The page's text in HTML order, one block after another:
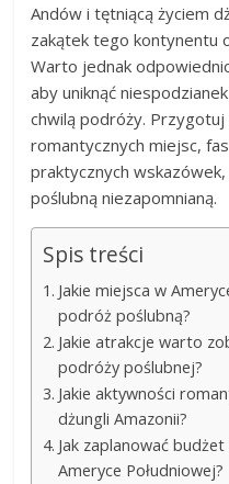
Andów i tętniącą życiem
zakątek tego kontynentu
Warto jednak
aby uniknąć
chwilą podróży. Przygotuj
romantycznych miejsc,
praktycznych
poślubną niezapomnianą.
Spis treści
Jakie miejsca w
podróż poślubną?
Jakie atrakcje warto
podróży poślubnej?
Jakie aktywności
dżungli Amazonii?
Jak zaplanować
Ameryce Południowej?